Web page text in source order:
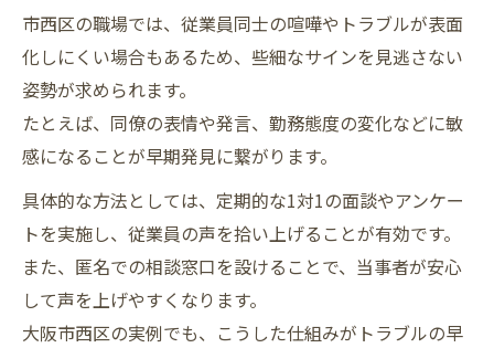
市西区の職場では、従業員同士の喧嘩やトラブルが表面
化しにくい場合もあるため、些細なサインを見逃さない
姿勢が求められます。
たとえば、同僚の表情や発言、勤務態度の変化などに敏
感になることが早期発見に繋がります。
具体的な方法としては、定期的な1対1の面談やアンケー
トを実施し、従業員の声を拾い上げることが有効です。
また、匿名での相談窓口を設けることで、当事者が安心
して声を上げやすくなります。
大阪市西区の実例でも、こうした仕組みがトラブルの早